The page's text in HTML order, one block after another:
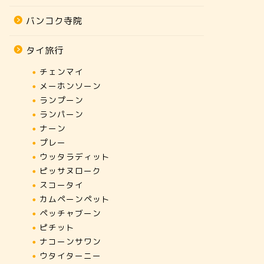
バンコク寺院
タイ旅行
チェンマイ
メーホンソーン
ランプーン
ランパーン
ナーン
プレー
ウッタラディット
ピッサヌローク
スコータイ
カムペーンペット
ペッチャブーン
ピチット
ナコーンサワン
ウタイターニー